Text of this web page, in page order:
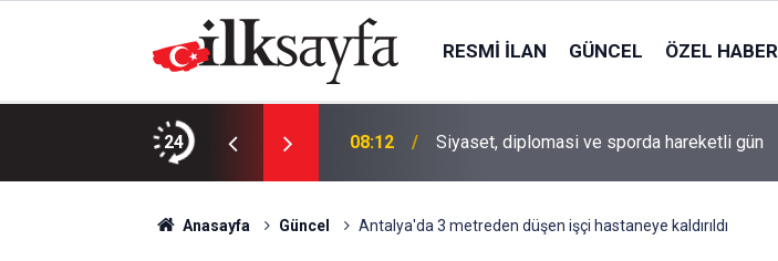
RESMI İLAN GÜNCEL ÖZEL HABER
24 08:12 Siyaset, diplomasi ve sporda hareketli gün
Anasayfa Güncel Antalya'da 3 metreden düşen işçi hastaneye kaldırıldı